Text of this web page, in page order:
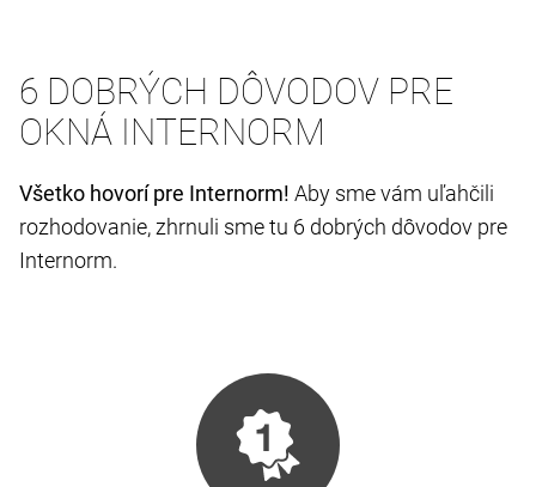
6 DOBRÝCH DÔVODOV PRE
OKNÁ INTERNORM
Všetko hovorí pre Internorm! Aby sme vám uľahčili
rozhodovanie, zhrnuli sme tu 6 dobrých dôvodov pre
Internorm.